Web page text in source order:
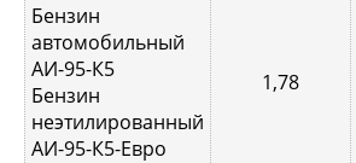
Бензин
автомобильный
АИ-95-К5
Бензин
неэтилированный
АИ-95-К5-Евро
1,78